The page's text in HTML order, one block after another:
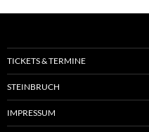
TICKETS & TERMINE
STEINBRUCH
IMPRESSUM